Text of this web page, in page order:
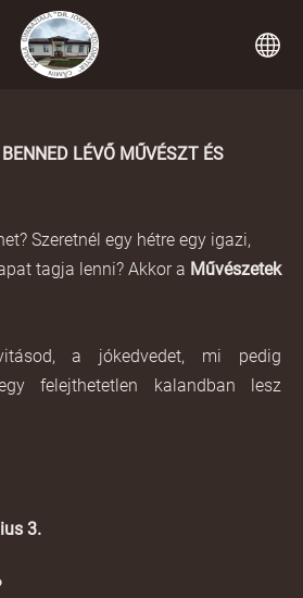
LÉVŐ MŰVÉSZT ÉS
Szeretnél egy hétre egy igazi,
tagja lenni? Akkor a Művészetek
a jókedvedet, mi pedig
felejthetetlen kalandban lesz
3.